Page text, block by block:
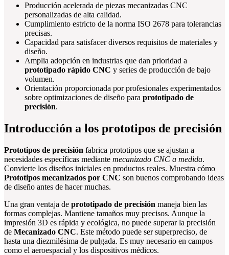
Producción acelerada de piezas mecanizadas CNC
personalizadas de alta calidad.
Cumplimiento estricto de la norma ISO 2678 para tolerancias
precisas.
Capacidad para satisfacer diversos requisitos de materiales y
diseño.
Amplia adopción en industrias que dan prioridad a
prototipado rápido CNC y series de producción de bajo
volumen.
Orientación proporcionada por profesionales experimentados
sobre optimizaciones de diseño para prototipado de
precisión.
Introducción a los prototipos de precisión
Prototipos de precisión fabrica prototipos que se ajustan a
necesidades específicas mediante mecanizado CNC a medida.
Convierte los diseños iniciales en productos reales. Muestra cómo
Prototipos mecanizados por CNC son buenos comprobando ideas
de diseño antes de hacer muchas.
Una gran ventaja de prototipado de precisión maneja bien las
formas complejas. Mantiene tamaños muy precisos. Aunque la
impresión 3D es rápida y ecológica, no puede superar la precisión
de Mecanizado CNC. Este método puede ser superpreciso, de
hasta una diezmilésima de pulgada. Es muy necesario en campos
como el aeroespacial y los dispositivos médicos.